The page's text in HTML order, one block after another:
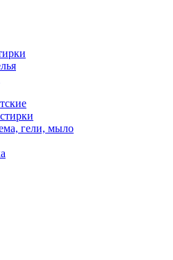
гели, мыло